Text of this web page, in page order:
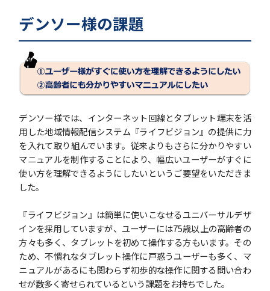
デンソー様の課題
デンソー様では、インターネット回線とタブレット端末を活
用した地域情報配信システム『ライフビジョン』の提供に力
を入れて取り組んでいます。従来よりもさらに分かりやすい
マニュアルを制作することにより、幅広いユーザーがすぐに
使い方を理解できるようにしたいというご要望をいただきま
した。
『ライフビジョン』は簡単に使いこなせるユニバーサルデザ
インを採用していますが、ユーザーには75歳以上の高齢者の
方々も多く、タブレットを初めて操作する方もいます。その
ため、不慣れなタブレット操作に戸惑うユーザーも多く、マ
ニュアルがあるにも関わらず初歩的な操作に関する問い合わ
せが数多く寄せられているという課題をお持ちでした。